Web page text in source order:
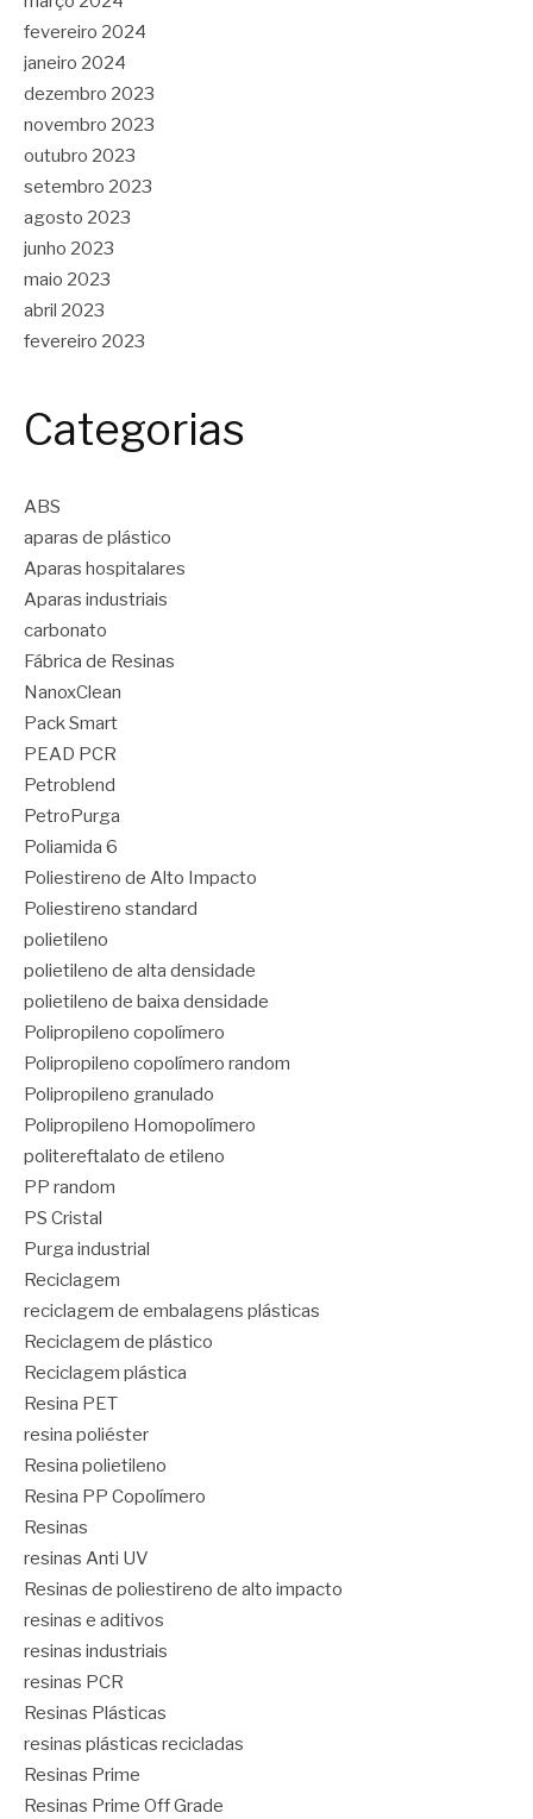
fevereiro 2024
janeiro 2024
dezembro 2023
novembro 2023
outubro 2023
setembro 2023
agosto 2023
junho 2023
maio 2023
abril 2023
fevereiro 2023
Categorias
ABS
aparas de plástico
Aparas hospitalares
Aparas industriais
carbonato
Fábrica de Resinas
NanoxClean
Pack Smart
PEAD PCR
Petroblend
PetroPurga
Poliamida 6
Poliestireno de Alto Impacto
Poliestireno standard
polietileno
polietileno de alta densidade
polietileno de baixa densidade
Polipropileno copolímero
Polipropileno copolímero random
Polipropileno granulado
Polipropileno Homopolímero
politereftalato de etileno
PP random
PS Cristal
Purga industrial
Reciclagem
reciclagem de embalagens plásticas
Reciclagem de plástico
Reciclagem plástica
Resina PET
resina poliéster
Resina polietileno
Resina PP Copolímero
Resinas
resinas Anti UV
Resinas de poliestireno de alto impacto
resinas e aditivos
resinas industriais
resinas PCR
Resinas Plásticas
resinas plásticas recicladas
Resinas Prime
Resinas Prime Off Grade